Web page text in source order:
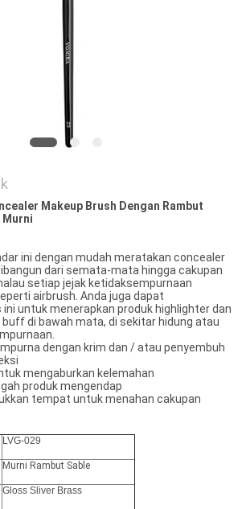
Makeup Brush Dengan Rambut
Murni
ini dengan mudah meratakan concealer
dari semata-mata hingga cakupan
setiap jejak ketidaksempurnaan
airbrush. Anda juga dapat
untuk menerapkan produk highlighter dan
buff di bawah mata, di sekitar hidung atau
dengan krim dan / atau penyembuh
mengaburkan kelemahan
produk mengendap
tempat untuk menahan cakupan
LVG-029
Murni Rambut Sable
Gloss Sliver Brass